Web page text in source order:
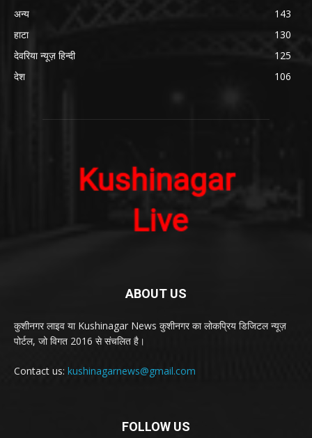
अन्य
143
हाटा
130
देवरिया न्यूज़ हिन्दी
125
देश
106
ABOUT US
कुशीनगर लाइव या Kushinagar News कुशीनगर का लोकप्रिय डिजिटल न्यूज़
पोर्टल, जो विगत 2016 से संचलित है।
Contact us: kushinagarnews@gmail.com
FOLLOW US